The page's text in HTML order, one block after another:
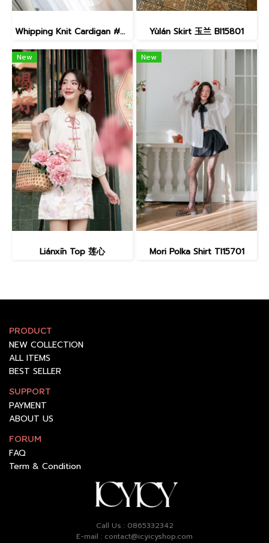
Whipping Knit Cardigan #O15701 Yùlán Skirt 玉兰 BI15801
New
Liánxīn Top 莲心
New
Mori Polka Shirt TI15701
PRODUCT
NEW COLLECTION
ALL ITEMS
BEST SELLER
SUPPORT
PAYMENT
ABOUT US
FORUM
FAQ
Term & Condition
Call Us : 0865332342
E-mail : contact@icyicyshop.com